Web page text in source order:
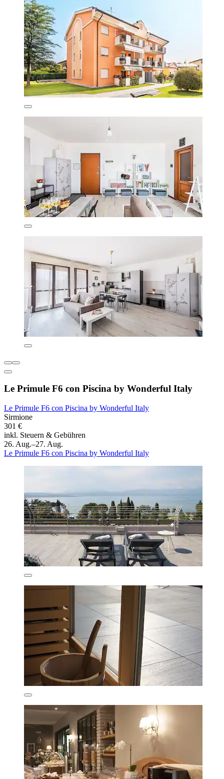
Le Primule F6 con Piscina by Wonderful Italy
Le Primule F6 con Piscina by Wonderful Italy
Sirmione
301 €
inkl. Steuern & Gebühren
26. Aug.–27. Aug.
Le Primule F6 con Piscina by Wonderful Italy